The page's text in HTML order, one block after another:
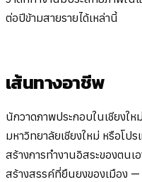
ต่อปีข้ามสายรายได้เหล่านี้
เส้นทางอาชีพ
นักวาดภาพประกอบในเชียง
มหาวิทยาลัยเชียงใหม่ หรือโ
สร้างการทำงานอิสระของตนเ
สร้างสรรค์ที่ยืนยงของเมือง —